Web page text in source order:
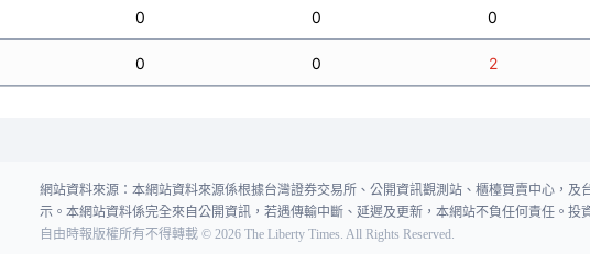
0 0 0
0 0 2
網站資料來源：本網站資料來源係根據台灣證券交易所、公開資訊觀測站、櫃檯買賣中心，
示。本網站資料係完全來自公開資訊，若遇傳輸中斷、延遲及更新，本網站不負任何責任。投
自由時報版權所有不得轉載 © 2026 The Liberty Times. All Rights Reserved.